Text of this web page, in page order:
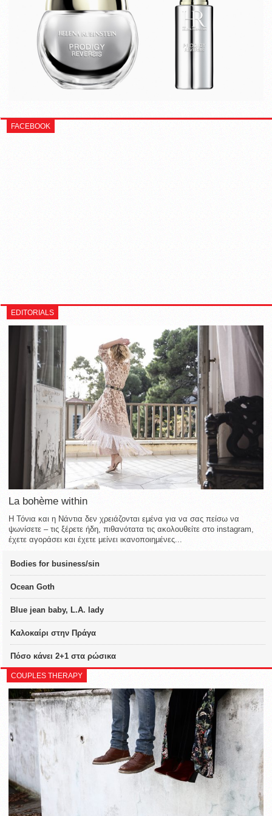
FACEBOOK
EDITORIALS
La bohème within
Η Τόνια και η Νάντια δεν χρειάζονται εμένα για να σας πείσω να
ψωνίσετε – τις ξέρετε ήδη, πιθανότατα τις ακολουθείτε στο instagram,
έχετε αγοράσει και έχετε μείνει ικανοποιημένες...
Bodies for business/sin
Ocean Goth
Blue jean baby, L.A. lady
Καλοκαίρι στην Πράγα
Πόσο κάνει 2+1 στα ρώσικα
COUPLES THERAPY